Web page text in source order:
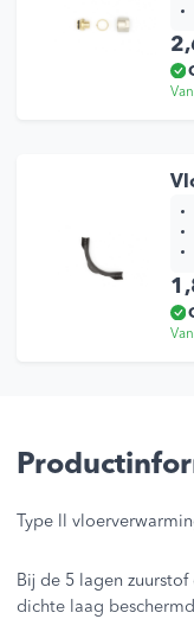
Type ll
Bij de 5 lagen
dichte laag